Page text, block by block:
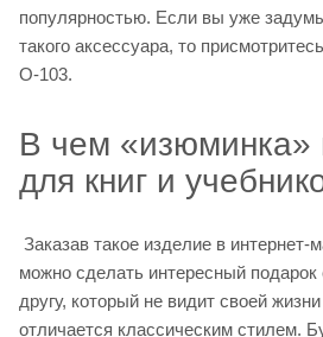
популярностью. Если вы уже
такого аксессуара, то
О-103.
В чем «изюминка»
для книг и
Заказав такое изделие в интернет-
можно сделать интересный
другу, который не видит своей
отличается классическим стилем.